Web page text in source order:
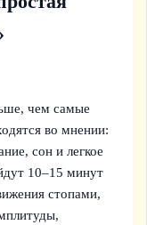
чем самые
во мнении:
сон и легкое
10–15 минут
стопами,